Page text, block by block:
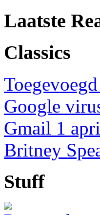
Laatste
Classics
Google
Gmail 1
Britney
Stuff